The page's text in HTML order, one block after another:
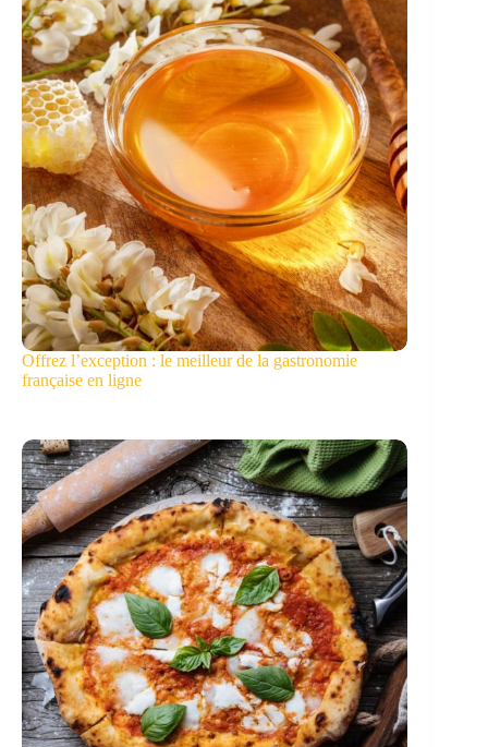
Offrez l’exception : le meilleur de la gastronomie
française en ligne